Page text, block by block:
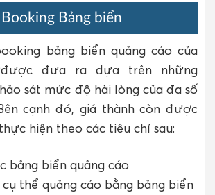
Bảng biển
bảng biển quảng cáo của
đưa ra dựa trên những
sát mức độ hài lòng của đa số
cạnh đó, giá thành còn được
hiện theo các tiêu chí sau:
bảng biển quảng cáo
thể quảng cáo bằng bảng biển